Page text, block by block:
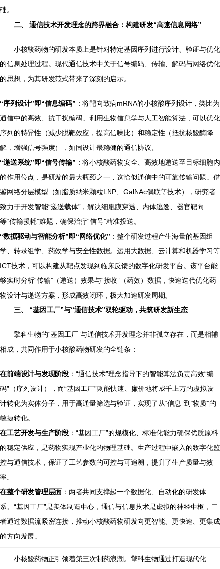
础。
二、 通信技术开发理念的跨界融合：构建研发“高速信息网络”
小核酸药物的研发本质上是针对特定基因序列进行设计、验证与优化
的信息处理过程。现代通信技术中关于信号编码、传输、解码与网络优化
的思想，为其研发范式带来了深刻的启示。
“序列设计”即“信息编码” ：将靶向致病mRNA的小核酸序列设计，类比为
通信中的高效、抗干扰编码。利用生物信息学与人工智能算法，可以优化
序列的特异性（减少脱靶效应，提高信噪比）和稳定性（抵抗核酸酶降
解，增强信号强度），如同设计最稳健的通信协议。
“递送系统”即“信号传输” ：将小核酸药物安全、高效地递送至目标细胞内
的作用位点，是研发的最大瓶颈之一，这恰似通信中的可靠传输问题。借
鉴网络分层模型（如脂质纳米颗粒LNP、GalNAc偶联等技术），研究者
致力于开发智能“递送载体”，解决细胞膜穿透、内体逃逸、器官靶向
等“传输损耗”难题，确保治疗“信号”精准投送。
“数据驱动与智能分析”即“网络优化” ：整个研发过程产生海量的基因组
学、转录组学、药效学与安全性数据。运用大数据、云计算和机器学习等
ICT技术，可以构建从靶点发现到临床反馈的数字化研发平台。该平台能
够实时分析“传输”（递送）效果与“接收”（药效）数据，快速迭代优化药
物设计与递送方案，形成高效闭环，极大加速研发周期。
三、 “基因工厂”与“通信技术”双轮驱动，共筑研发新生态
擎科生物的“基因工厂”与通信技术开发理念并非孤立存在，而是相辅
相成，共同作用于小核酸药物研发的全链条：
在前端设计与发现阶段 ：“通信技术”理念指导下的智能算法负责高效“编
码”（序列设计），而“基因工厂”则能快速、廉价地将成千上万的虚拟设
计转化为实体分子，用于高通量筛选与验证，实现了从“信息”到“物质”的
敏捷转化。
在工艺开发与生产阶段 ：“基因工厂”的规模化、标准化能力确保优质原料
的稳定供应，是药物实现产业化的物理基础。生产过程中嵌入的数字化监
控与通信技术，保证了工艺参数的可控与可追溯，提升了生产质量与效
率。
在整个研发管理层面 ：两者共同支撑起一个数据化、自动化的研发体
系。“基因工厂”是实体制造中心，通信与信息技术是虚拟的神经中枢，二
者通过数据流紧密连接，推动小核酸药物研发向更智能、更快速、更集成
的方向发展。
小核酸药物正引领着第三次制药浪潮。擎科生物通过打造现代化